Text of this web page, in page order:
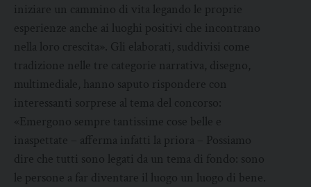
iniziare un cammino di vita legando le proprie
esperienze anche ai luoghi positivi che incontrano
nella loro crescita». Gli elaborati, suddivisi come
tradizione nelle tre categorie narrativa, disegno,
multimediale, hanno saputo rispondere con
interessanti sorprese al tema del concorso:
«Emergono sempre tantissime cose belle e
inaspettate – afferma infatti la priora – Possiamo
dire che tutti sono legati da un tema di fondo: sono
le persone a far diventare il luogo un luogo di bene.